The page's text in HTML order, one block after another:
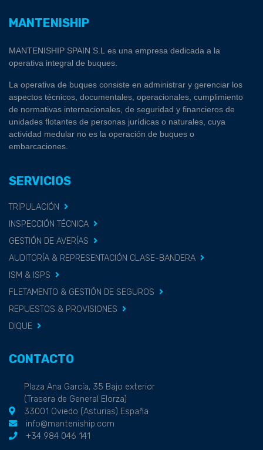
MANTENISHIP
MANTENISHIP SPAIN S.L es una empresa dedicada a la
operativa integral de buques.
La operativa de buques consiste en administrar y gerenciar los
aspectos técnicos, documentales, operacionales, cumplimiento
de normativas internacionales, de seguridad y financieros de
unidades flotantes de personas jurídicas o naturales, cuya
actividad medular no es la operación de buques o
embarcaciones.
SERVICIOS
TRIPULACIÓN
INSPECCIÓN TÉCNICA
GESTIÓN DE AVERÍAS
AUDITORÍA & REPRESENTACIÓN CLASE-BANDERA
ISM & ISPS
FLETAMENTO & GESTIÓN DE SEGUROS
REPUESTOS & PROVISIONES
DIQUE
CONTACTO
Plaza Ana García, 35 Bajo exterior
(Trasera de General Elorza)
33001 Oviedo (Asturias) España
info@manteniship.com
+34 984 046 141